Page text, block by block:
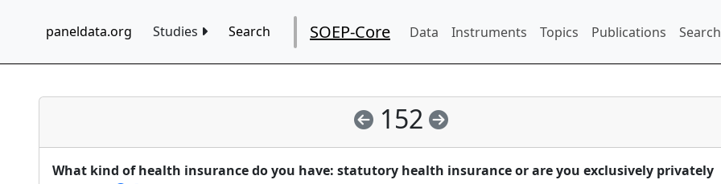
paneldata.org Studies Search SOEP-Core Data Instruments Topics Publications
152
What kind of health insurance do you have: statutory health insurance or are you exclusively privately